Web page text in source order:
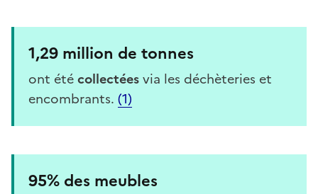
1,29 million de tonnes
ont étécollectéesvia les déchèteries et
encombrants. (1)
95% des meubles